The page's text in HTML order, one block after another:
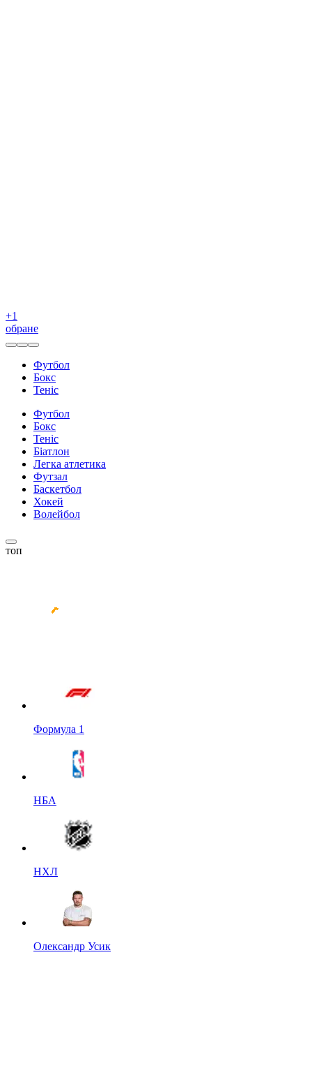
+1
обране
Футбол
Бокс
Теніс
Футбол
Бокс
Теніс
Біатлон
Легка атлетика
Футзал
Баскетбол
Хокей
Волейбол
топ
Формула 1
НБА
НХЛ
Олександр Усик